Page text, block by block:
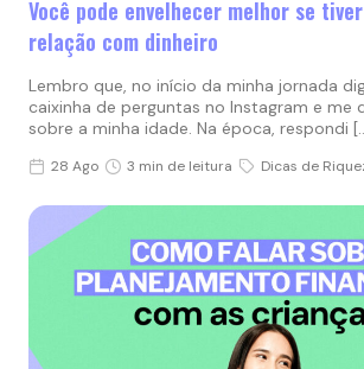
Você pode envelhecer melhor se
relação com dinheiro
Lembro que, no início da minha jornada
caixinha de perguntas no Instagram e me
sobre a minha idade. Na época, respondi
28 Ago 3 min de leitura Dicas de